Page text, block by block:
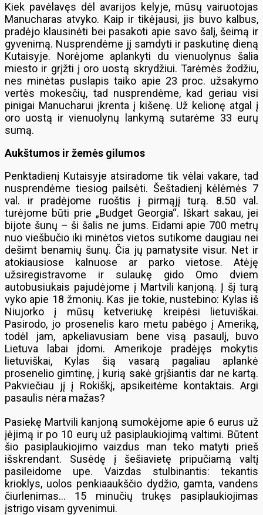
Kiek pavėlavęs dėl avarijos kelyje, mūsų vairuotojas
Manucharas atvyko. Kaip ir tikėjausi, jis buvo kalbus,
pradėjo klausinėti bei pasakoti apie savo šalį, šeimą ir
gyvenimą. Nusprendėme jį samdyti ir paskutinę dieną
Kutaisyje. Norėjome aplankyti du vienuolynus šalia
miesto ir grįžti į oro uostą skrydžiui. Tarėmės žodžiu,
nes minėtas puslapis taiko apie 23 proc. užsakymo
vertės mokesčių, tad nusprendėme, kad geriau visi
pinigai Manucharui įkrenta į kišenę. Už kelionę atgal į
oro uostą ir vienuolynų lankymą sutarėme 33 eurų
sumą.
Aukštumos ir žemės gilumos
Penktadienį Kutaisyje atsiradome tik vėlai vakare, tad
nusprendėme tiesiog pailsėti. Šeštadienį kėlėmės 7
val. ir pradėjome ruoštis į pirmąjį turą. 8.50 val.
turėjome būti prie „Budget Georgia“. Iškart sakau, jei
bijote šunų – ši šalis ne jums. Eidami apie 700 metrų
nuo viešbučio iki minėtos vietos sutikome daugiau nei
dešimt benamių šunų. Čia jų pamatysite visur. Net ir
atokiausiose kalnuose ar parko vietose. Atėję
užsiregistravome ir sulaukę gido Omo dviem
autobusiukais pajudėjome į Martvili kanjoną. Į šį turą
vyko apie 18 žmonių. Kas jie tokie, nustebino: Kylas iš
Niujorko į mūsų ketveriukę kreipėsi lietuviškai.
Pasirodo, jo prosenelis karo metu pabėgo į Ameriką,
todėl jam, apkeliavusiam bene visą pasaulį, buvo
Lietuva labai įdomi. Amerikoje pradėjęs mokytis
lietuviškai, Kylas šią vasarą pagaliau aplankė
prosenelio gimtinę, į kurią sakė grįšiantis dar ne kartą.
Pakviečiau jį į Rokiškį, apsikeitėme kontaktais. Argi
pasaulis nėra mažas?
Pasiekę Martvili kanjoną sumokėjome apie 6 eurus už
įėjimą ir po 10 eurų už pasiplaukiojimą valtimi. Būtent
šio pasiplaukiojimo vaizdus man teko matyti prieš
išskrendant. Susėdę į šešiavietę pripučiamą valtį
pasileidome upe. Vaizdas stulbinantis: tekantis
krioklys, uolos penkiaaukščio dydžio, gamta, vandens
čiurlenimas… 15 minučių trukęs pasiplaukiojimas
įstrigo visam gyvenimui.